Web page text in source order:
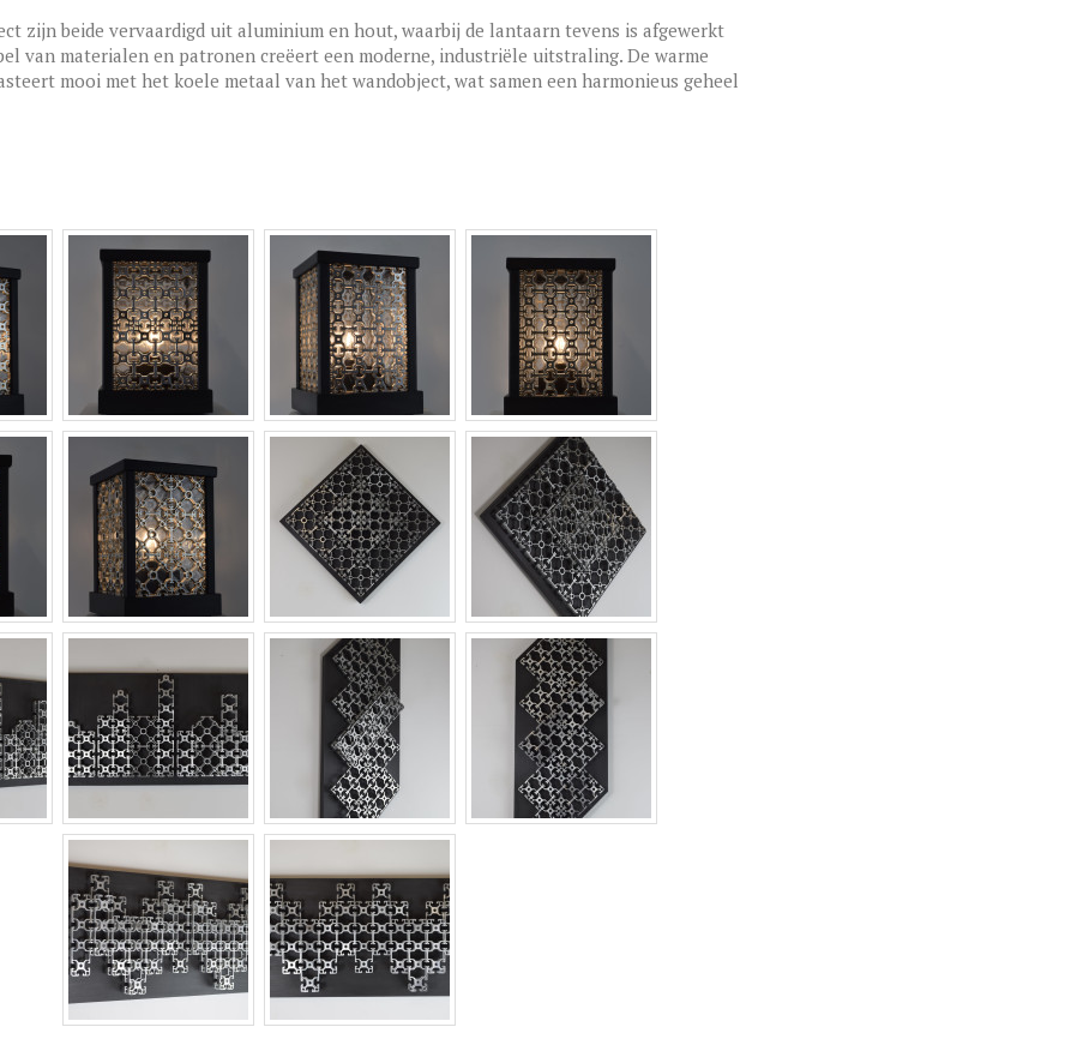
zijn beide vervaardigd uit aluminium en hout, waarbij de lantaarn tevens is afgewerkt
van materialen en patronen creëert een moderne, industriële uitstraling. De warme
mooi met het koele metaal van het wandobject, wat samen een harmonieus geheel